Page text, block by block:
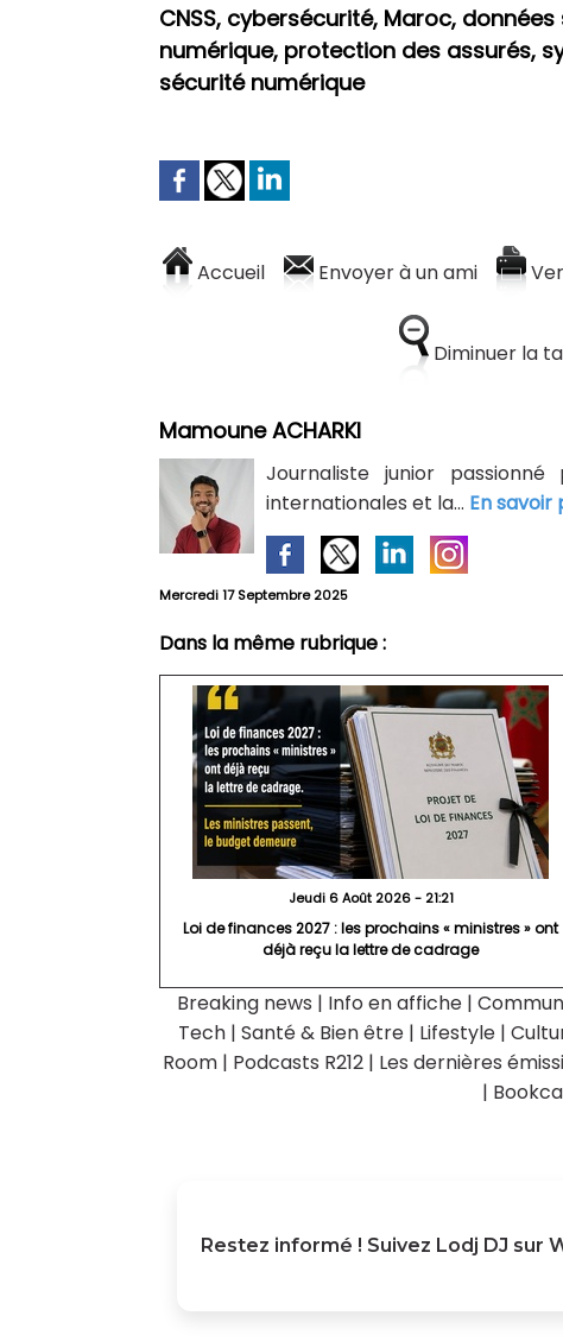
CNSS, cybersécurité, Maroc,
numérique, protection des assurés,
sécurité numérique
Accueil Envoyer à un ami
Diminuer la
Mamoune ACHARKI
Journaliste junior
internationales et la... En savoir
Mercredi 17 Septembre 2025
Dans la même rubrique :
Jeudi 6 Août 2026 - 21:21
Loi de finances 2027 : les prochains « ministres » ont
déjà reçu la lettre de cadrage
Breaking news | Info en affiche |
Tech | Santé & Bien être | Lifestyle |
Room | Podcasts R212 | Les dernières
|
Restez informé ! Suivez Lodj DJ sur